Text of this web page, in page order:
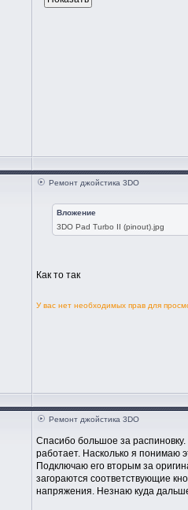
Ремонт джойстика 3DO
Вложение
3DO Pad Turbo II (pinout).jpg
Как то так
У вас нет необходимых прав для
Ремонт джойстика 3DO
Спасибо большое за
работает. Насколько я понимаю
Подключаю его вторым за
загораются соответствующие
напряжения. Незнаю куда